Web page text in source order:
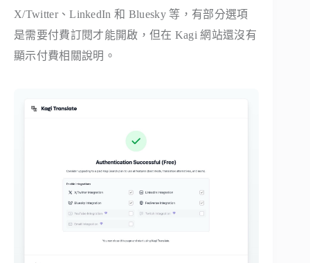
X/Twitter、LinkedIn 和 Bluesky 等，有部分選項
是需要付費訂閱才能開啟，但在 Kagi 網站還沒有
顯示付費相關說明。